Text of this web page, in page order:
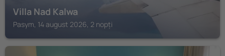
Villa Nad Kalwa
Pasym, 14 august 2026, 2 nopți